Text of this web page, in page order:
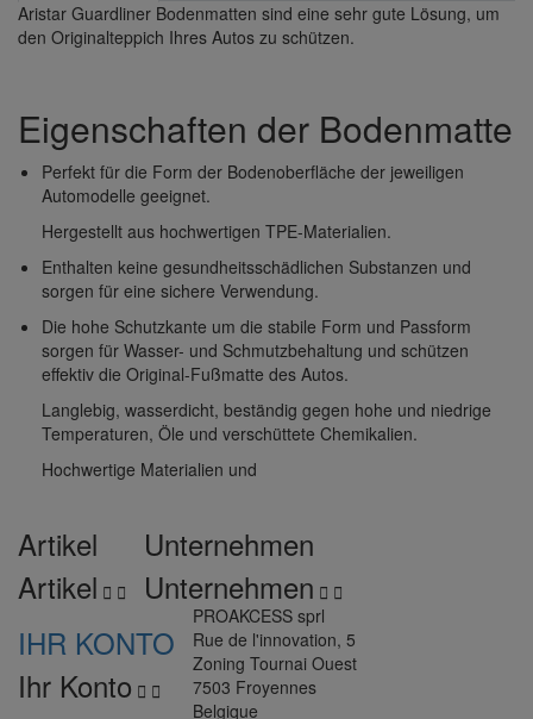
Aristar Guardliner Bodenmatten sind eine sehr gute Lösung, um
den Originalteppich Ihres Autos zu schützen.
Eigenschaften der Bodenmatte
Perfekt für die Form der Bodenoberfläche der jeweiligen
Automodelle geeignet.
Hergestellt aus hochwertigen TPE-Materialien.
Enthalten keine gesundheitsschädlichen Substanzen und
sorgen für eine sichere Verwendung.
Die hohe Schutzkante um die stabile Form und Passform
sorgen für Wasser- und Schmutzbehaltung und schützen
effektiv die Original-Fußmatte des Autos.
Langlebig, wasserdicht, beständig gegen hohe und niedrige
Temperaturen, Öle und verschüttete Chemikalien.
Hochwertige Materialien und
Artikel
Artikel  
Unternehmen
Unternehmen  
IHR KONTO
Ihr Konto  
PROAKCESS sprl
Rue de l'innovation, 5
Zoning Tournai Ouest
7503 Froyennes
Belgique